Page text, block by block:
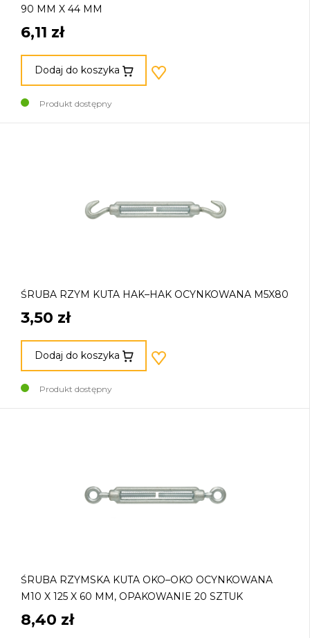
90 MM X 44 MM
6,11 zł
Dodaj do koszyka
Produkt dostępny
ŚRUBA RZYM KUTA HAK–HAK OCYNKOWANA M5X80
3,50 zł
Dodaj do koszyka
Produkt dostępny
ŚRUBA RZYMSKA KUTA OKO–OKO OCYNKOWANA
M10 X 125 X 60 MM, OPAKOWANIE 20 SZTUK
8,40 zł